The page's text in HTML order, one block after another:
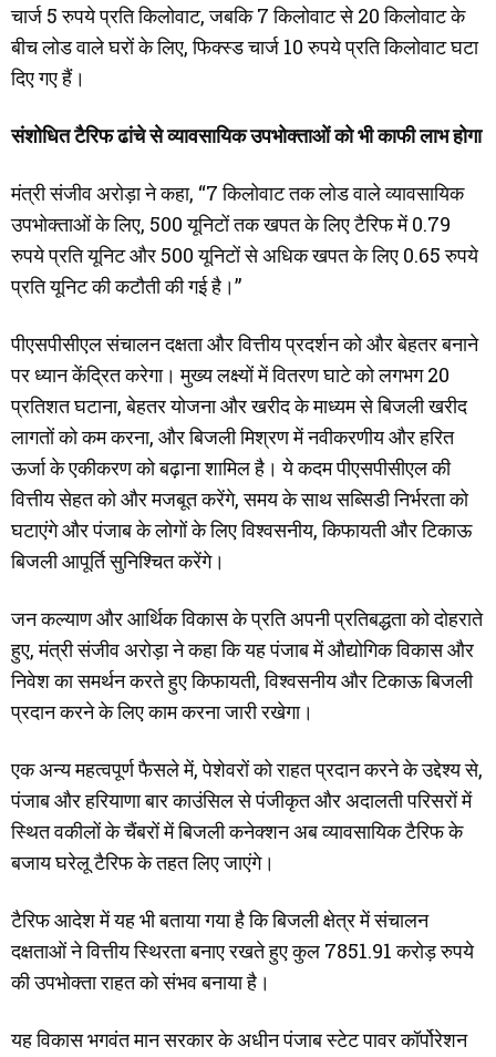
चार्ज 5 रुपये प्रति किलोवाट, जबकि 7 किलोवाट से 20 किलोवाट के
बीच लोड वाले घरों के लिए, फिक्स्ड चार्ज 10 रुपये प्रति किलोवाट घटा
दिए गए हैं।
संशोधित टैरिफ ढांचे से व्यावसायिक उपभोक्ताओं को भी काफी लाभ होगा
मंत्री संजीव अरोड़ा ने कहा, “7 किलोवाट तक लोड वाले व्यावसायिक
उपभोक्ताओं के लिए, 500 यूनिटों तक खपत के लिए टैरिफ में 0.79
रुपये प्रति यूनिट और 500 यूनिटों से अधिक खपत के लिए 0.65 रुपये
प्रति यूनिट की कटौती की गई है।”
पीएसपीसीएल संचालन दक्षता और वित्तीय प्रदर्शन को और बेहतर बनाने
पर ध्यान केंद्रित करेगा। मुख्य लक्ष्यों में वितरण घाटे को लगभग 20
प्रतिशत घटाना, बेहतर योजना और खरीद के माध्यम से बिजली खरीद
लागतों को कम करना, और बिजली मिश्रण में नवीकरणीय और हरित
ऊर्जा के एकीकरण को बढ़ाना शामिल है। ये कदम पीएसपीसीएल की
वित्तीय सेहत को और मजबूत करेंगे, समय के साथ सब्सिडी निर्भरता को
घटाएंगे और पंजाब के लोगों के लिए विश्वसनीय, किफायती और टिकाऊ
बिजली आपूर्ति सुनिश्चित करेंगे।
जन कल्याण और आर्थिक विकास के प्रति अपनी प्रतिबद्धता को दोहराते
हुए, मंत्री संजीव अरोड़ा ने कहा कि यह पंजाब में औद्योगिक विकास और
निवेश का समर्थन करते हुए किफायती, विश्वसनीय और टिकाऊ बिजली
प्रदान करने के लिए काम करना जारी रखेगा।
एक अन्य महत्वपूर्ण फैसले में, पेशेवरों को राहत प्रदान करने के उद्देश्य से,
पंजाब और हरियाणा बार काउंसिल से पंजीकृत और अदालती परिसरों में
स्थित वकीलों के चैंबरों में बिजली कनेक्शन अब व्यावसायिक टैरिफ के
बजाय घरेलू टैरिफ के तहत लिए जाएंगे।
टैरिफ आदेश में यह भी बताया गया है कि बिजली क्षेत्र में संचालन
दक्षताओं ने वित्तीय स्थिरता बनाए रखते हुए कुल 7851.91 करोड़ रुपये
की उपभोक्ता राहत को संभव बनाया है।
यह विकास भगवंत मान सरकार के अधीन पंजाब स्टेट पावर कॉर्पोरेशन